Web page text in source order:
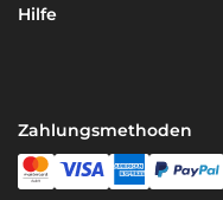
Hilfe
Zahlungsmethoden